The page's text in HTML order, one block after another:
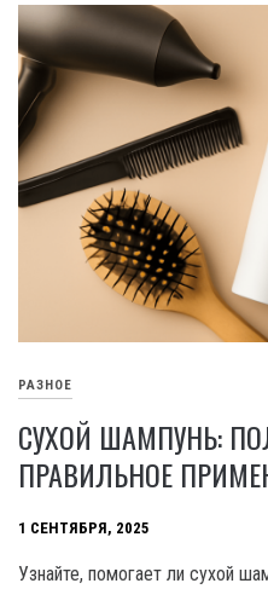
РАЗНОЕ
СУХОЙ ШАМПУНЬ:
ПРАВИЛЬНОЕ
1 СЕНТЯБРЯ, 2025
Узнайте, помогает ли сухой